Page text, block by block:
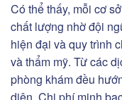
Có thể thấy, mỗi cơ sở
chất lượng nhờ đội
hiện đại và quy trình
và thẩm mỹ. Từ các
phòng khám đều